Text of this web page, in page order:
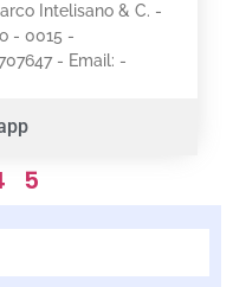
Intelisano & C. -
- 0015 -
- Email: -
5